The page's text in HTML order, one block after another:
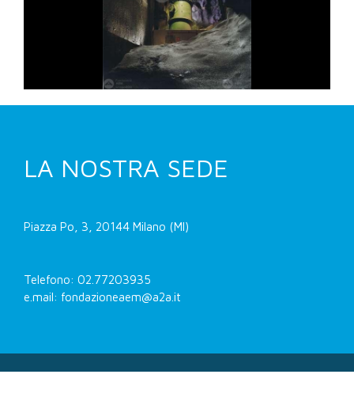
LA NOSTRA SEDE
Piazza Po, 3, 20144 Milano (MI)
Telefono: 02.77203935
e.mail: fondazioneaem@a2a.it